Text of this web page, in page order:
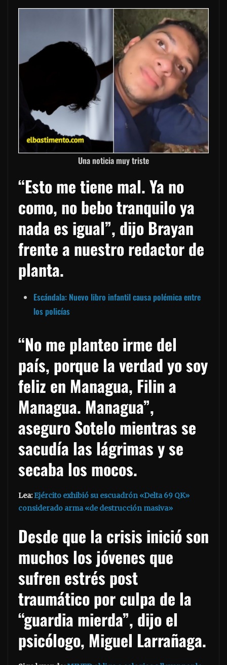
Una noticia muy triste
“Esto me tiene mal. Ya no
como, no bebo tranquilo ya
nada es igual”, dijo Brayan
frente a nuestro redactor de
planta.
Escándala: Nuevo libro infantil causa polémica entre
los policías
“No me planteo irme del
país, porque la verdad yo soy
feliz en Managua, Filin a
Managua. Managua”,
aseguro Sotelo mientras se
sacudía las lágrimas y se
secaba los mocos.
Lea:Ejército exhibió su escuadrón «Delta 69 QK»
considerado arma «de destrucción masiva»
Desde que la crisis inició son
muchos los jóvenes que
sufren estrés post
traumático por culpa de la
“guardia mierda”, dijo el
psicólogo, Miguel Larrañaga.